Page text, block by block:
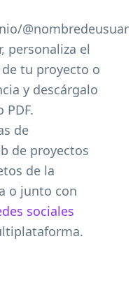
personaliza el
tu proyecto o
y descárgalo
PDF.
de
de proyectos
de la
o junto con
sociales